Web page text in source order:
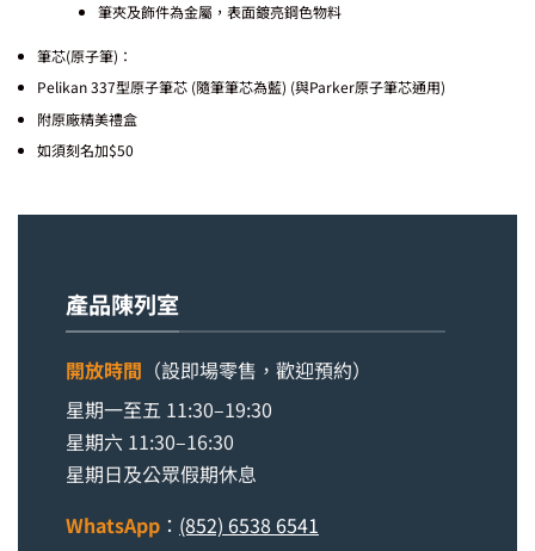
筆夾及飾件為金屬，表面鍍亮鋼色物料
筆芯(原子筆)：
Pelikan 337型原子筆芯 (隨筆筆芯為藍) (與Parker原子筆芯通用)
附原廠精美禮盒
如須刻名加$50
產品陳列室
開放時間 （設即場零售，歡迎預約）
星期一至五 11:30–19:30
星期六 11:30–16:30
星期日及公眾假期休息
WhatsApp ： (852) 6538 6541